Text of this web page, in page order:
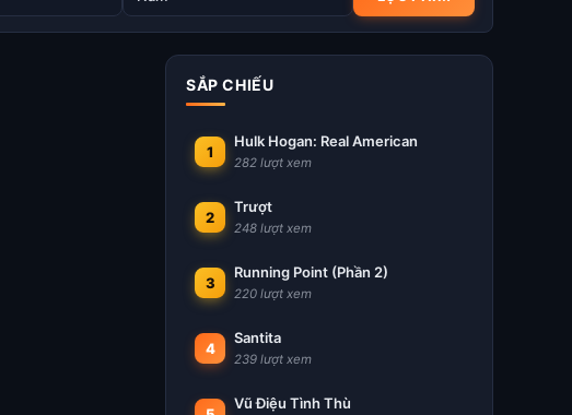
SẮP CHIẾU
1
Hulk Hogan: Real American
282 lượt xem
2
Trượt
248 lượt xem
3
Running Point (Phần 2)
220 lượt xem
4
Santita
239 lượt xem
Vũ Điệu Tình Thù